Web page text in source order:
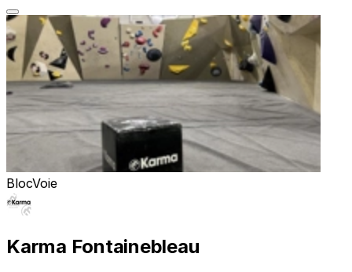
BlocVoie
Karma Fontainebleau